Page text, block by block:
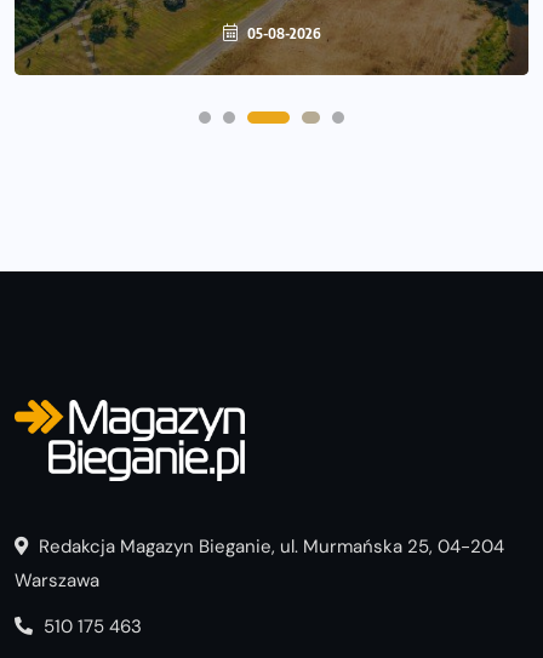
05-08-2026
Redakcja Magazyn Bieganie, ul. Murmańska 25, 04-204
Warszawa
510 175 463